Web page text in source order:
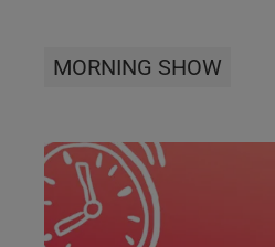
MORNING SHOW